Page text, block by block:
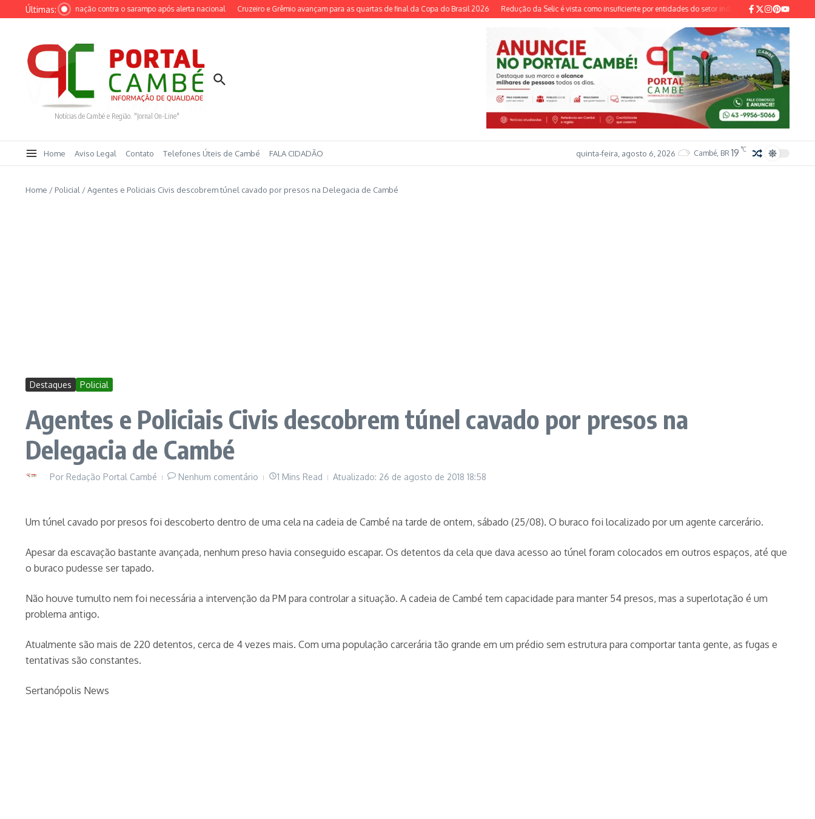
Ir para o conteúdo
Últimas:
e vacinação contra o sarampo após alerta nacional Cruzeiro e Grêmio avançam para as quartas de final da Copa do Brasil 2026 Redução da Selic é vista como insuficiente por entidades do setor industrial e sindical Nova lei
Notícias de Cambé e Região. "Jornal On-Line"
Home Aviso Legal Contato Telefones Úteis de Cambé FALA CIDADÃO quinta-feira, agosto 6, 2026 Cambé, BR 19 °C
Home / Policial /Agentes e Policiais Civis descobrem túnel cavado por presos na Delegacia de Cambé
Destaques Policial
Agentes e Policiais Civis descobrem túnel cavado por presos na
Delegacia de Cambé
Por Redação Portal Cambé Nenhum comentário 1 Mins Read Atualizado: 26 de agosto de 2018 18:58
Um túnel cavado por presos foi descoberto dentro de uma cela na cadeia de Cambé na tarde de ontem, sábado (25/08). O buraco foi localizado por um agente carcerário.
Apesar da escavação bastante avançada, nenhum preso havia conseguido escapar. Os detentos da cela que dava acesso ao túnel foram colocados em outros espaços, até que
o buraco pudesse ser tapado.
Não houve tumulto nem foi necessária a intervenção da PM para controlar a situação. A cadeia de Cambé tem capacidade para manter 54 presos, mas a superlotação é um
problema antigo.
Atualmente são mais de 220 detentos, cerca de 4 vezes mais. Com uma população carcerária tão grande em um prédio sem estrutura para comportar tanta gente, as fugas e
tentativas são constantes.
Sertanópolis News